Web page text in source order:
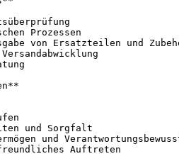
Prozessen
von Ersatzteilen und
und Sorgfalt
und
Auftreten